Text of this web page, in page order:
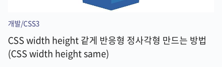
개발/CSS3
CSS width height 같게 반응형 정사각형 만드는 방법
(CSS width height same)